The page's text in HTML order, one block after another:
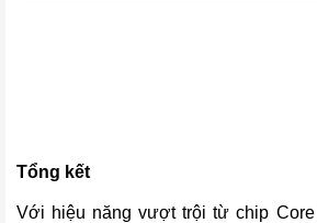
Tổng kết
Với hiệu năng vượt trội từ chip